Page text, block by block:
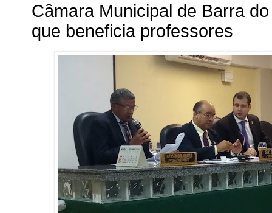
Câmara Municipal de Barra
que beneficia professores